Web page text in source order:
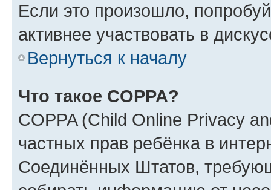
Если это произошло,
активнее участвовать в
Вернуться к началу
Что такое COPPA?
COPPA (Child Online Privacy
частных прав ребёнка в
Соединённых Штатов,